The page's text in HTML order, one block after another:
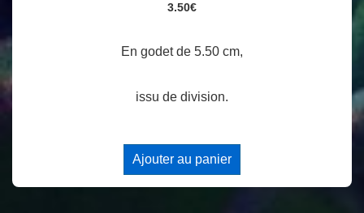
3.50€
En godet de 5.50 cm,
issu de division.
Ajouter au panier